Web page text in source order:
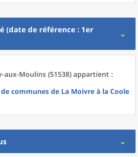
(date de référence : 1er
aux-Moulins (51538) appartient :
communes de La Moivre à la Coole